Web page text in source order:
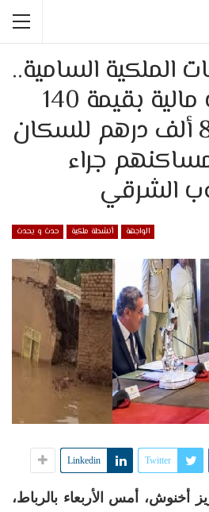
الملكية السامية..
منح مساعدات مالية بقيمة 140
ألف درهم و80 ألف درهم للسكان
جراء
الشرقي
الواجهة أنشطة ملكية حدث و يحدث
Twitter
Linkedin
أخنوش، أمس الأربعاء بالرباط،